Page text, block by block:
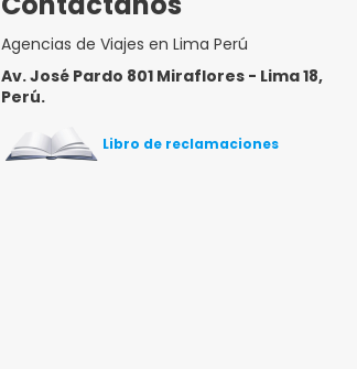
Agencias de Viajes en Lima Perú
Av. José Pardo 801 Miraflores - Lima 18,
Perú.
Libro de reclamaciones